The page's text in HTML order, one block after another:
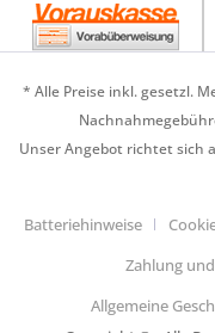
* Alle Preise inkl. gesetzl.
Unser Angebot richtet sich
Batteriehinweise
Zahlung
Allgemeine